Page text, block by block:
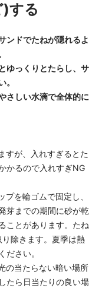
する
ンドでたねが隠れるよ
ゆっくりとたらし、サ
。
さしい水滴で全体的に
すが、入れすぎるとた
かるので入れすぎNG
を輪ゴムで固定し、
芽までの期間に砂が乾
ことがあります。たね
除きます。夏季は熱
ださい。
の当たらない暗い場所
たら日当たりの良い場